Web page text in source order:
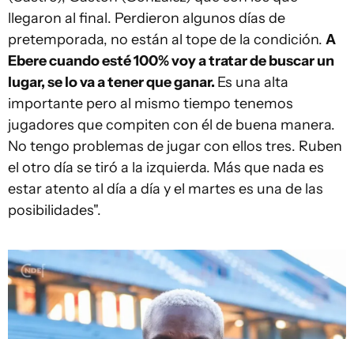
llegaron al final. Perdieron algunos días de
pretemporada, no están al tope de la condición. A
Ebere cuando esté 100% voy a tratar de buscar un
lugar, se lo va a tener que ganar. Es una alta
importante pero al mismo tiempo tenemos
jugadores que compiten con él de buena manera.
No tengo problemas de jugar con ellos tres. Ruben
el otro día se tiró a la izquierda. Más que nada es
estar atento al día a día y el martes es una de las
posibilidades".